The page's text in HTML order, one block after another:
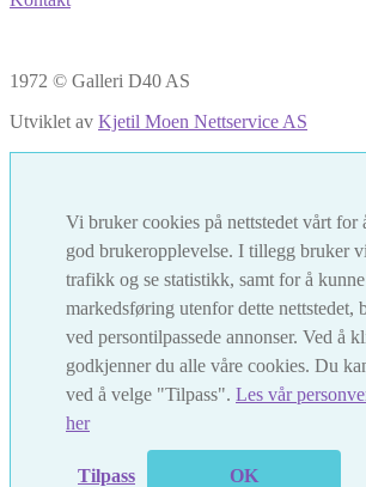
1972 © Galleri D40 AS
Utviklet av Kjetil Moen Nettservice AS
Vi bruker cookies på nettstedet vårt for
god brukeropplevelse. I tillegg bruker
trafikk og se statistikk, samt for å
markedsføring utenfor dette nettstedet,
ved persontilpassede annonser. Ved å
godkjenner du alle våre cookies. Du
ved å velge "Tilpass". Les vår
her
Tilpass OK